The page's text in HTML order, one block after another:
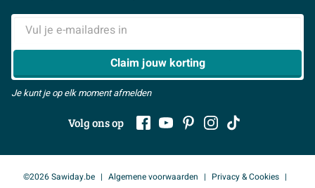
> Naar inspiratie
Samenwerken
> Alles over showrooms
E-mailadres
Claim jouw korting
Je kunt je op elk moment afmelden
Volg ons op
©2026 Sawiday.be Algemene voorwaarden
Privacy & Cookies